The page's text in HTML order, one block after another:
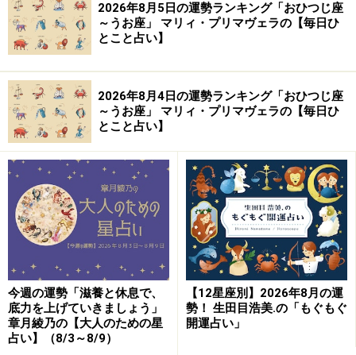
す。
＜目次＞
おひつじ座さん（3月21日～4月19日生まれ）の幸せの
カルテ
おうし座さん（4月20日～5月20日生まれ）の幸せのカ
ルテ
ふたご座さん（5月21日～6月21日生まれ）の幸せのカ
ルテ
かに座さん（6月22日～7月22日生まれ）の幸せのカル
しし座さん（7月23日～8月22日生まれ）の幸せのカル
テ
おとめ座さん（8月23日～9月22日生まれ）の幸せのカ
ルテ
2026年8月5日の運勢ランキング「おひつじ座
～うお座」 マリィ・プリマヴェラの【毎日ひ
とこと占い】
2026年8月4日の運勢ランキング「おひつじ座
～うお座」 マリィ・プリマヴェラの【毎日ひ
とこと占い】
今週の運勢「滋養と休息で、
底力を上げていきましょう」
章月綾乃の【大人のための星
占い】（8/3～8/9）
【12星座別】2026年8月の運
勢！ 生田目浩美.の「もぐもぐ
開運占い」